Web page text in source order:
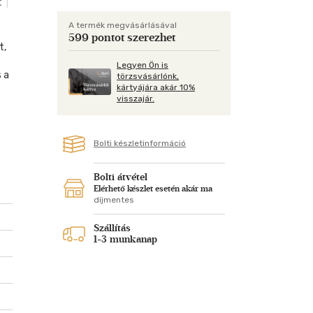
Képeslap
Papír, írószer
Vallás, mitológia
a
A termék megvásárlásával
599 pontot szerezhet
Legyen Ön is
törzsvásárlónk,
kártyájára akár 10%
visszajár.
Bolti készletinformáció
Bolti átvétel
Elérhető készlet esetén akár ma
díjmentes
Szállítás
1-3 munkanap